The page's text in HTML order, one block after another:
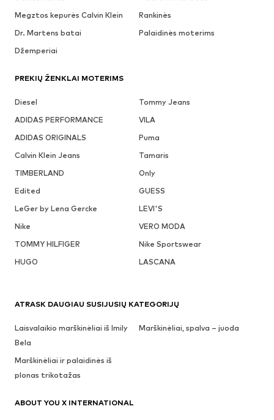
Megztos kepurės Calvin Klein
Rankinės
Dr. Martens batai
Palaidinės moterims
Džemperiai
PREKIŲ ŽENKLAI MOTERIMS
Diesel
Tommy Jeans
ADIDAS PERFORMANCE
VILA
ADIDAS ORIGINALS
Puma
Calvin Klein Jeans
Tamaris
TIMBERLAND
Only
Edited
GUESS
LeGer by Lena Gercke
LEVI'S
Nike
VERO MODA
TOMMY HILFIGER
Nike Sportswear
HUGO
LASCANA
ATRASK DAUGIAU SUSIJUSIŲ KATEGORIJŲ
Laisvalaikio marškinėliai iš Imily
Bela
Marškinėliai, spalva – juoda
Marškinėliai ir palaidinės iš
plonas trikotažas
ABOUT YOU X INTERNATIONAL